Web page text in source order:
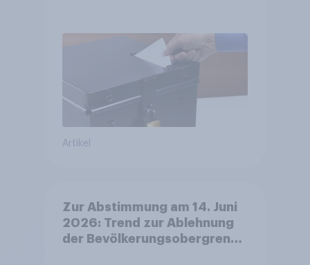
Artikel
Zur Abstimmung am 14. Juni
2026: Trend zur Ablehnung
der Bevölkerungsobergrenze